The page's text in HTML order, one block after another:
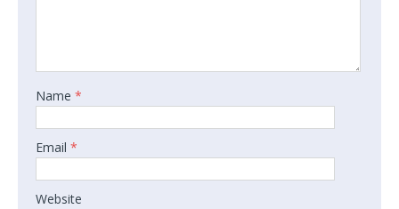
Name *
Email *
Website